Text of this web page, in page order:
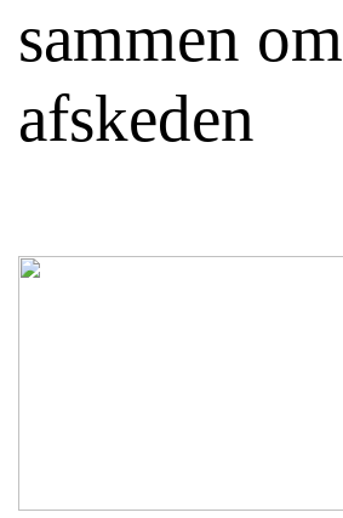
sammen om
afskeden